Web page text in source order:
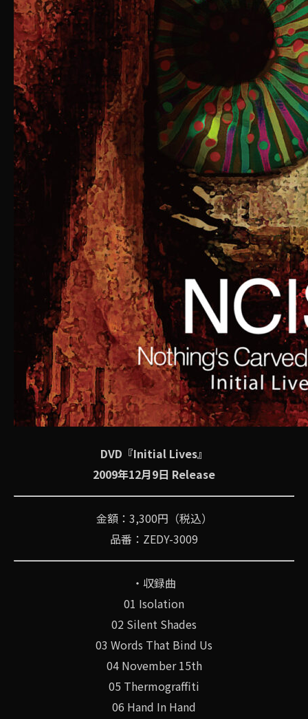
DVD『Initial Lives』
2009年12月9日 Release
金額：3,300円（税込）
品番：ZEDY-3009
・収録曲
01 Isolation
02 Silent Shades
03 Words That Bind Us
04 November 15th
05 Thermograffiti
06 Hand In Hand